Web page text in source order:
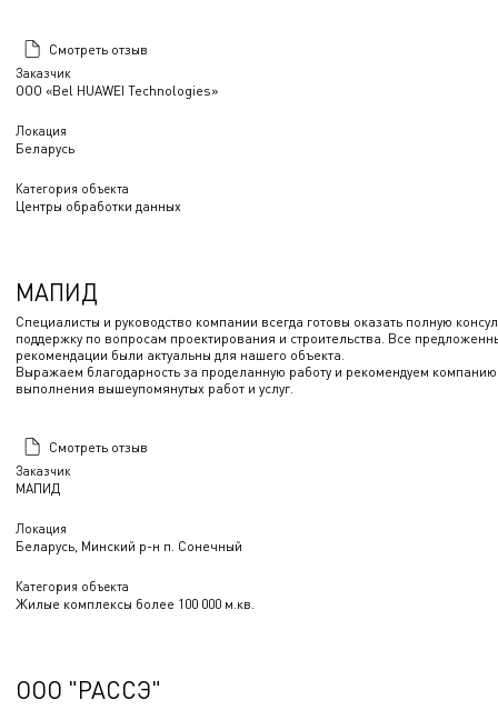
Заказчик
ООО «Bel HUAWEI Technologies»
Локация
Беларусь
Категория объекта
Центры обработки данных
Смотреть отзыв
Заказчик
МАПИД
Локация
Беларусь, Минский р-н п. Сонечный
Категория объекта
Жилые комплексы более 100 000 м.кв.
МАПИД
Специалисты и руководство компании всегда готовы оказать полную
поддержку по вопросам проектирования и строительства. Все
рекомендации были актуальны для нашего объекта.
Выражаем благодарность за проделанную работу и рекомендуем
выполнения вышеупомянутых работ и услуг.
Смотреть отзыв
ООО "РАССЭ"